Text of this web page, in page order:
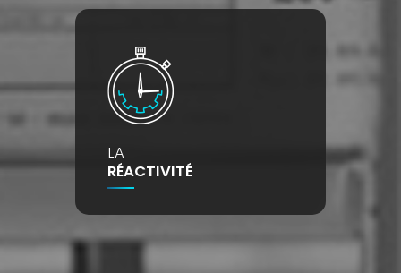
LA
RÉACTIVITÉ